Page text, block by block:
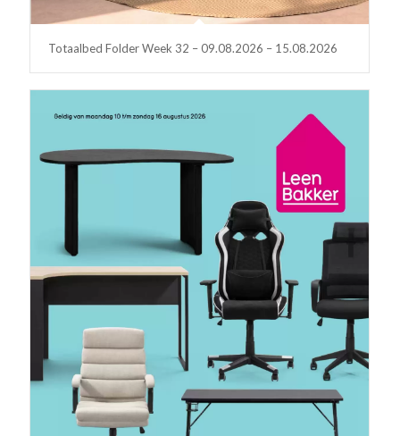
Totaalbed Folder Week 32 – 09.08.2026 – 15.08.2026